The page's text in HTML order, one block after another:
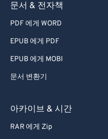
문서 & 전자책
PDF 에게 WORD
EPUB 에게 PDF
EPUB 에게 MOBI
문서 변환기
아카이브 & 시간
RAR 에게 Zip